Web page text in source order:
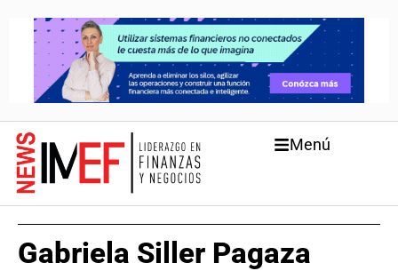
Menú
Gabriela Siller Pagaza